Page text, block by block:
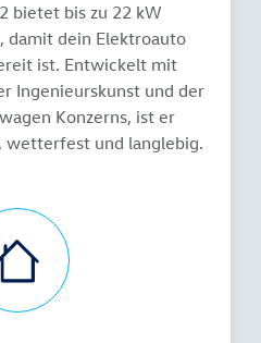
bietet bis zu 22 kW
damit dein Elektroauto
ist. Entwickelt mit
Ingenieurskunst und der
Konzerns, ist er
wetterfest und langlebig.